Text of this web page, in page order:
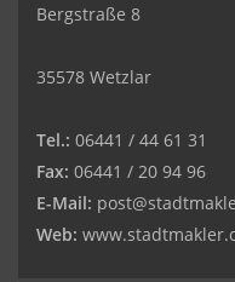
Bergstraße 8
35578 Wetzlar
Tel.: 06441 / 44 61 31
Fax: 06441 / 20 94 96
E-Mail:
Web: